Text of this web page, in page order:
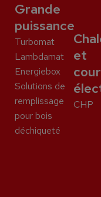
Grande
puissance
Turbomat
Lambdamat
Energiebox
Solutions de
remplissage
pour bois
déchiqueté
et
CHP